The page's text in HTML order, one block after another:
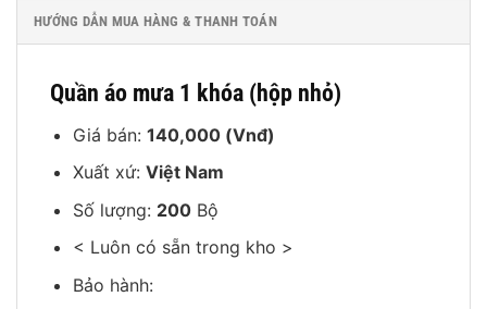
HƯỚNG DẪN MUA HÀNG & THANH TOÁN
Quần áo mưa 1 khóa (hộp nhỏ)
Giá bán: 140,000 (Vnđ)
Xuất xứ: Việt Nam
Số lượng: 200Bộ
< Luôn có sẵn trong kho >
Bảo hành: